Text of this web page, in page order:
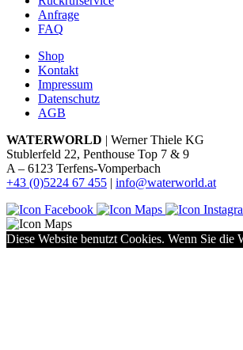
Anfrage
FAQ
Shop
Kontakt
Impressum
Datenschutz
AGB
WATERWORLD | Werner Thiele KG
Stublerfeld 22, Penthouse Top 7 & 9
A – 6123 Terfens-Vomperbach
+43 (0)5224 67 455 | info@waterworld.at
Diese Website benutzt Cookies. Wenn Sie die